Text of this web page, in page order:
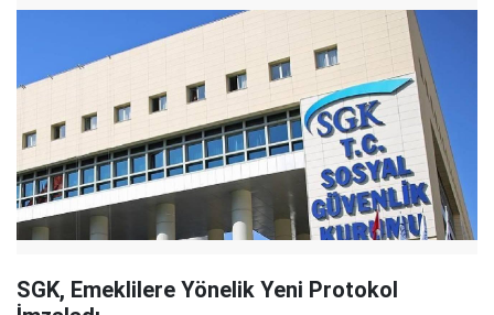
SGK, Emeklilere Yönelik Yeni Protokol